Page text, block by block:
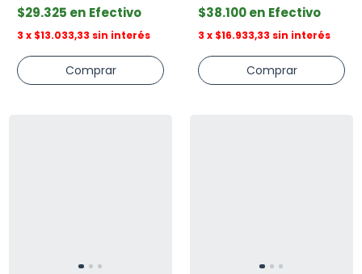
$29.325 Efectivo
3 x $13.033,33 sin interés
$38.100 Efectivo
3 x $16.933,33 sin interés